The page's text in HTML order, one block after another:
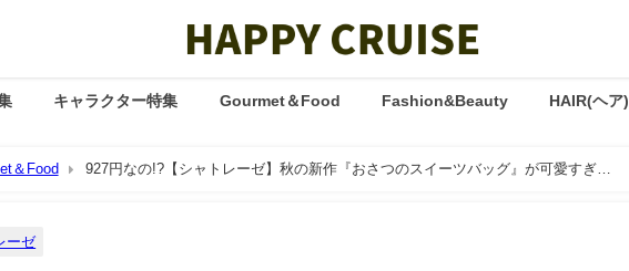
キャラクター特集 Gourmet＆Food Fashion&Beauty HAIR(ヘア)
＆Food
927円なの!?【シャトレーゼ】秋の新作『おさつのスイーツバッグ』が可愛すぎ
ーゼ